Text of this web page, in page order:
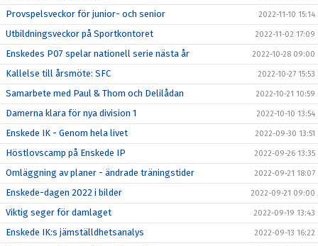
Provspelsveckor för junior- och senior 2022-11-10 15:14
Utbildningsveckor på Sportkontoret 2022-11-02 17:09
Enskedes P07 spelar nationell serie nästa år 2022-10-28 09:00
Kallelse till årsmöte: SFC 2022-10-27 15:53
Samarbete med Paul & Thom och Delilådan 2022-10-21 10:59
Damerna klara för nya division 1 2022-10-10 13:54
Enskede IK - Genom hela livet 2022-09-30 13:51
Höstlovscamp på Enskede IP 2022-09-26 13:35
Omläggning av planer - ändrade träningstider 2022-09-21 18:07
Enskede-dagen 2022 i bilder 2022-09-21 09:00
Viktig seger för damlaget 2022-09-19 13:43
Enskede IK:s jämställdhetsanalys 2022-09-13 16:22